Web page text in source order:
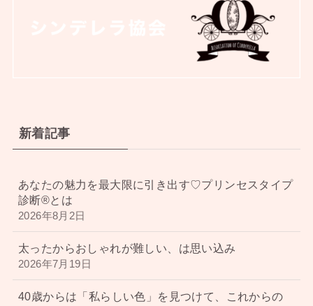
新着記事
あなたの魅力を最大限に引き出す♡プリンセスタイプ
診断®︎とは
2026年8月2日
太ったからおしゃれが難しい、は思い込み
2026年7月19日
40歳からは「私らしい色」を見つけて、これからの